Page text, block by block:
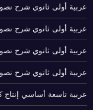
عربية أولى ثانوي شرح
عربية أولى ثانوي شرح
عربية أولى ثانوي شرح
عربية أولى ثانوي شرح
عربية تاسعة أساسي إنتاج